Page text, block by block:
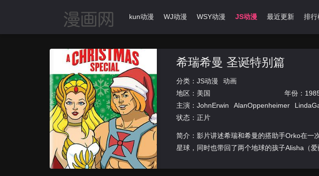
首页 动漫导航 Ikun动漫 WJ动漫 WSY动漫 JS动漫 最近更新 排行
希瑞希曼 圣诞特别篇
分类： JS动漫
动画
地区： 美国 年份：
主演： JohnErwin AlanOppenheimer
状态：正片
简介：影片讲述希瑞和希曼的搭助手Orko在一
星球，同时也带回了两个地球的孩子Alisha（